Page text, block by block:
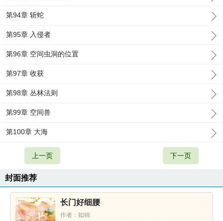
第94章 斩蛇
第95章 入侵者
第96章 空间虫洞的位置
第97章 收获
第98章 丛林法则
第99章 空间兽
第100章 大海
上一页 下一页
封面推荐
长门好细腰
作者：姒锦